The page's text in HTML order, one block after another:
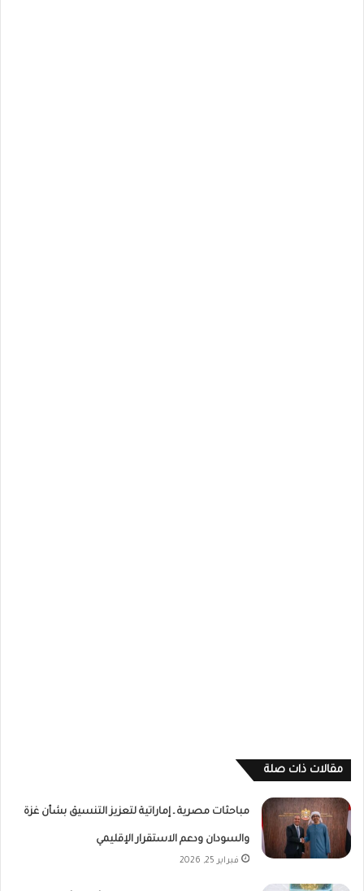
مقالات ذات صلة
مباحثات مصرية ـ إماراتية لتعزيز التنسيق بشأن غزة
والسودان ودعم الاستقرار الإقليمي
فبراير 25, 2026